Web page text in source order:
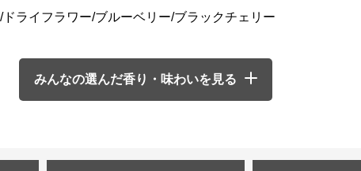
ライフラワー/ブルーベリー/ブラックチェリー
みんなの選んだ香り・味わいを見る